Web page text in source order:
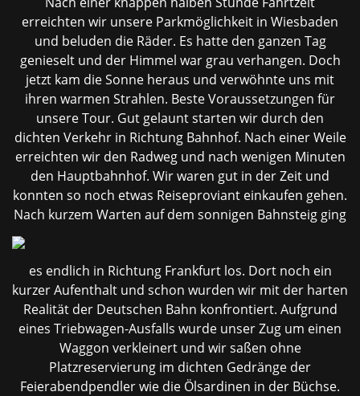
erreichten wir unsere Parkmöglichkeit in Wiesbaden
und beluden die Räder. Es hatte den ganzen Tag
genieselt und der Himmel war grau verhangen. Doch
jetzt kam die Sonne heraus und verwöhnte uns mit
ihren warmen Strahlen. Beste Voraussetzungen für
unsere Tour. Gut gelaunt starten wir durch den
dichten Verkehr in Richtung Bahnhof. Nach einer Weile
erreichten wir den Radweg und nach wenigen Minuten
den Hauptbahnhof. Wir waren gut in der Zeit und
konnten so noch etwas Reiseproviant einkaufen gehen.
Nach kurzem Warten auf dem sonnigen Bahnsteig ging
es endlich in Richtung Frankfurt los. Dort noch ein
kurzer Aufenthalt und schon wurden wir mit der harten
Realität der Deutschen Bahn konfrontiert. Aufgrund
eines Triebwagen-Ausfalls wurde unser Zug um einen
Waggon verkleinert und wir saßen ohne
Platzreservierung im dichten Gedränge der
Feierabendpendler wie die Ölsardinen in der Büchse.